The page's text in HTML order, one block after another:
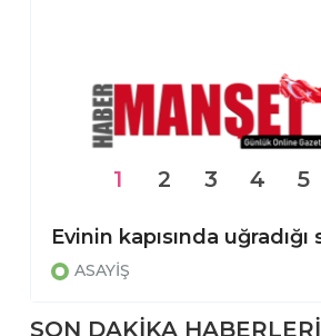
ASAYİŞ
1 2 3 4 5
SON DAKİKA HABERLERİ